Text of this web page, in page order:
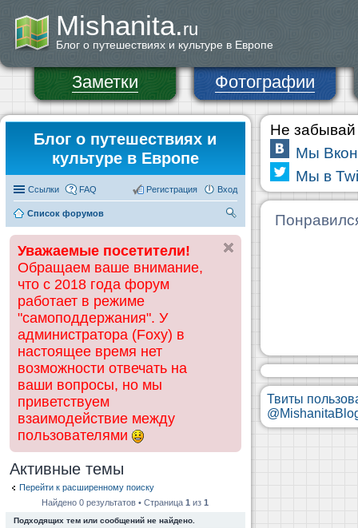
Mishanita.ru
Блог о путешествиях и культуре в Европе
Заметки Фотографии
Блог о путешествиях и
культуре в Европе
Ссылки FAQ Вход
Регистрация
Список форумов
ск
Уважаемые посетители!
Обращаем ваше внимание,
что с 2018 года форум
работает в режиме
"самоподдержания". У
администратора (Foxy) в
настоящее время нет
возможности отвечать на
ваши вопросы, но мы
приветствуем
взаимодействие между
пользователями
Активные темы
Перейти к расширенному поиску
Найдено 0 результатов • Страница1 из1
Подходящих тем или сообщений не найдено.
Не забывай
Мы
Мы в
Твиты